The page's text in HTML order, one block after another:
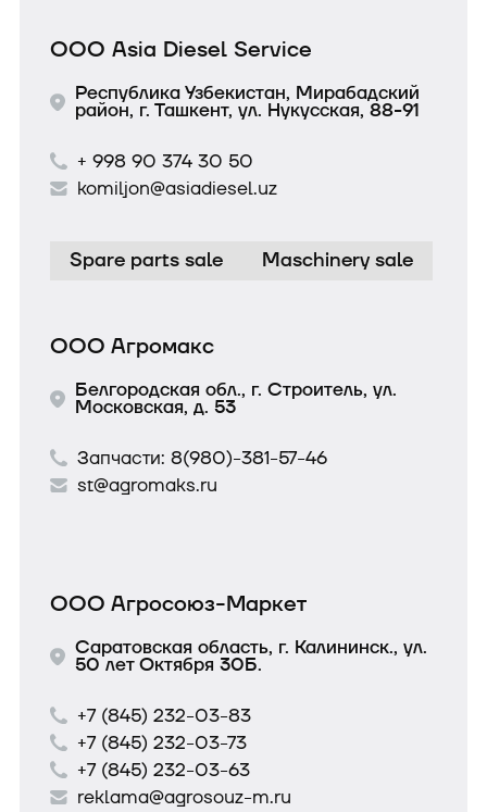
ООО Asia Diesel Service
Республика Узбекистан, Мирабадский
район, г. Ташкент, ул. Нукусская, 88-91
+ 998 90 374 30 50
komiljon@asiadiesel.uz
Spare parts sale Maschinery sale
ООО Агромакс
Белгородская обл., г. Строитель, ул.
Московская, д. 53
Запчасти: 8(980)-381-57-46
st@agromaks.ru
ООО Агросоюз-Маркет
Саратовская область, г. Калининск., ул.
50 лет Октября 30Б.
+7 (845) 232-03-83
+7 (845) 232-03-73
+7 (845) 232-03-63
reklama@agrosouz-m.ru